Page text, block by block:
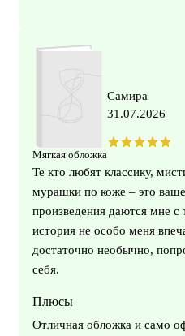
Мягкая обложка
Самира
31.07.2026
Те кто любят классику,
мурашки по коже – это
произведения даются мне
история не особо меня
достаточно необычно,
себя.
Плюсы
Отличная обложка и само